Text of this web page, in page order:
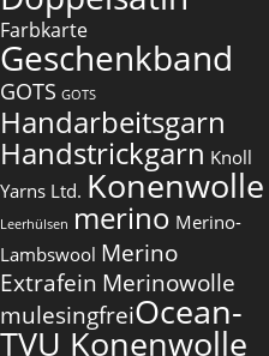
Farbkarte
Geschenkband
GOTS GOTS
Handarbeitsgarn
Handstrickgarn Knoll
Yarns Ltd. Konenwolle
Leerhülsen merino Merino-
Lambswool Merino
Extrafein Merinowolle
mulesingfrei​Ocean-
TVU Konenwolle